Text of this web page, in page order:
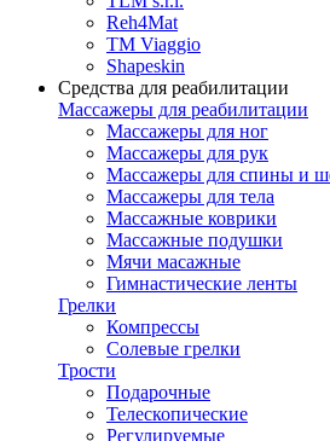
Reh4Mat
TM Viaggio
Shapeskin
Средства для реабилитации
Массажеры для реабилитации
Массажеры для ног
Массажеры для рук
Массажеры для спины и
Массажеры для тела
Массажные коврики
Массажные подушки
Мячи масажные
Гимнастические ленты
Грелки
Компрессы
Солевые грелки
Трости
Подарочные
Телескопические
Регулируемые